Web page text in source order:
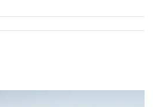
Corolla